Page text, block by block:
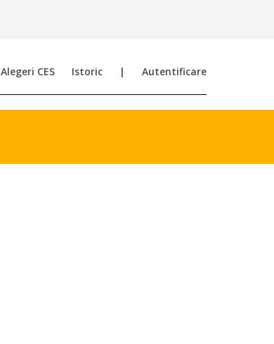
Alegeri CES Istoric | Autentificare